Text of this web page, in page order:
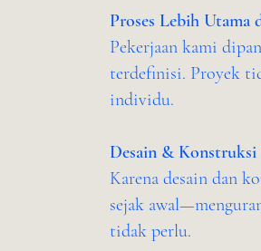
Proses Lebih Utama
Pekerjaan kami
terdefinisi. Proyek
individu.
Desain & Konstruksi
Karena desain dan
sejak
tidak perlu.